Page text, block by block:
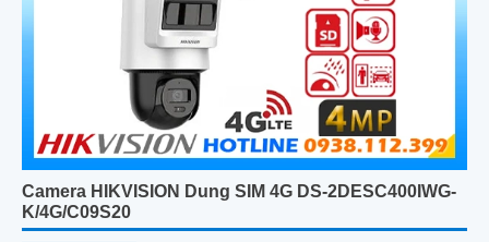
Camera HIKVISION Dung SIM 4G DS-2DESC400IWG-
K/4G/C09S20